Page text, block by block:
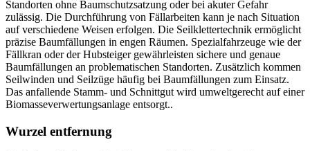
Standorten ohne Baumschutzsatzung oder bei akuter Gefahr
zulässig. Die Durchführung von Fällarbeiten kann je nach Situation
auf verschiedene Weisen erfolgen. Die Seilklettertechnik ermöglicht
präzise Baumfällungen in engen Räumen. Spezialfahrzeuge wie der
Fällkran oder der Hubsteiger gewährleisten sichere und genaue
Baumfällungen an problematischen Standorten. Zusätzlich kommen
Seilwinden und Seilzüge häufig bei Baumfällungen zum Einsatz.
Das anfallende Stamm- und Schnittgut wird umweltgerecht auf einer
Biomasseverwertungsanlage entsorgt..
Wurzel entfernung